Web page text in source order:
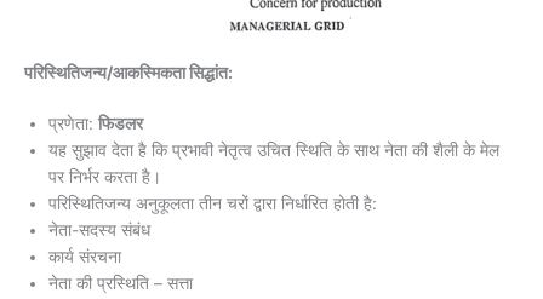
परिस्थितिजन्य/आकस्मिकता सिद्धांत:
प्रणेता: फिडलर
यह सुझाव देता है कि प्रभावी नेतृत्व उचित स्थिति के साथ नेता की शैली के मेल
पर निर्भर करता है।
परिस्थितिजन्य अनुकूलता तीन चरों द्वारा निर्धारित होती है:
नेता-सदस्य संबंध
कार्य संरचना
नेता की प्रस्थिति – सत्ता